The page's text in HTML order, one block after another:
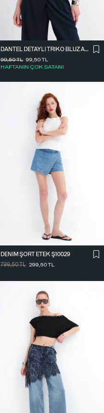
DANTEL DETAYLI TRIKO BLUZ A2957
99,50TL
HAFTANIN ÇOK SATANI
99,50TL
DENIM ŞORT ETEK Ş10029
799,50TL 299,50TL